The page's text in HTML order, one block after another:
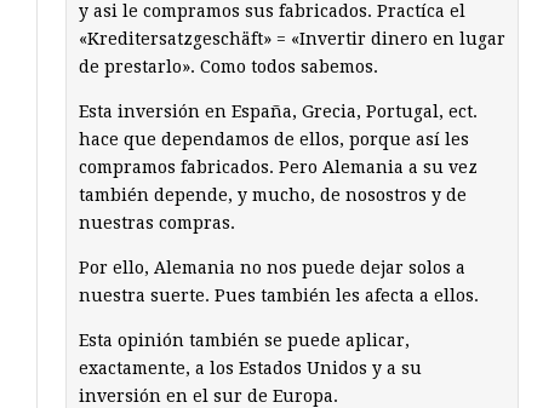
y asi le compramos sus fabricados. Practíca el
«Kreditersatzgeschäft» = «Invertir dinero en lugar
de prestarlo». Como todos sabemos.
Esta inversión en España, Grecia, Portugal, ect.
hace que dependamos de ellos, porque así les
compramos fabricados. Pero Alemania a su vez
también depende, y mucho, de nosostros y de
nuestras compras.
Por ello, Alemania no nos puede dejar solos a
nuestra suerte. Pues también les afecta a ellos.
Esta opinión también se puede aplicar,
exactamente, a los Estados Unidos y a su
inversión en el sur de Europa.